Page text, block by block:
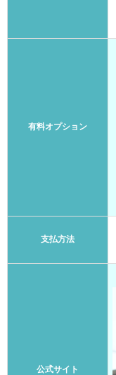
有料オプション
支払方法
公式サイト